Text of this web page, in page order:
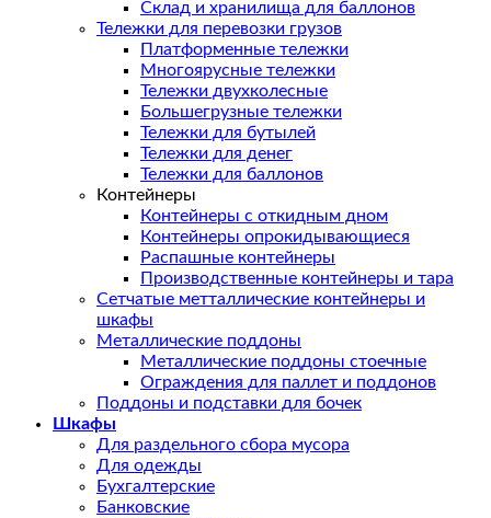
Склад и хранилища для баллонов
Тележки для перевозки грузов
Платформенные тележки
Многоярусные тележки
Тележки двухколесные
Большегрузные тележки
Тележки для бутылей
Тележки для денег
Тележки для баллонов
Контейнеры
Контейнеры с откидным дном
Контейнеры опрокидывающиеся
Распашные контейнеры
Производственные контейнеры и тара
Сетчатые метталлические контейнеры и
шкафы
Металлические поддоны
Металлические поддоны стоечные
Ограждения для паллет и поддонов
Поддоны и подставки для бочек
Шкафы
Для раздельного сбора мусора
Для одежды
Бухгалтерские
Банковские